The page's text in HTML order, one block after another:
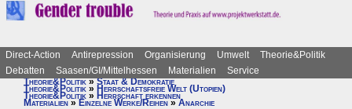
Direct-Action Antirepression Organisierung Umwelt
Theorie&Politik
Debatten
Saasen/GI/Mittelhessen Materialien
Service
Theorie&Politik»Staat & Demokratie
Theorie&Politik » Herrschaftsfreie Welt (Utopien)
Theorie&Politik » Herrschaft erkennen
Materialien » Einzelne Werke/Reihen » Anarchie